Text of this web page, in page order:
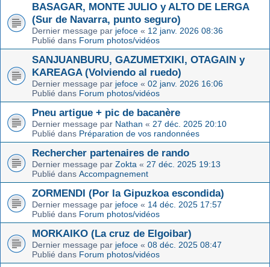
BASAGAR, MONTE JULIO y ALTO DE LERGA
(Sur de Navarra, punto seguro)
Dernier message par jefoce « 12 janv. 2026 08:36
Publié dans Forum photos/vidéos
SANJUANBURU, GAZUMETXIKI, OTAGAIN y
KAREAGA (Volviendo al ruedo)
Dernier message par jefoce « 02 janv. 2026 16:06
Publié dans Forum photos/vidéos
Pneu artigue + pic de bacanère
Dernier message par Nathan « 27 déc. 2025 20:10
Publié dans Préparation de vos randonnées
Rechercher partenaires de rando
Dernier message par Zokta « 27 déc. 2025 19:13
Publié dans Accompagnement
ZORMENDI (Por la Gipuzkoa escondida)
Dernier message par jefoce « 14 déc. 2025 17:57
Publié dans Forum photos/vidéos
MORKAIKO (La cruz de Elgoibar)
Dernier message par jefoce « 08 déc. 2025 08:47
Publié dans Forum photos/vidéos